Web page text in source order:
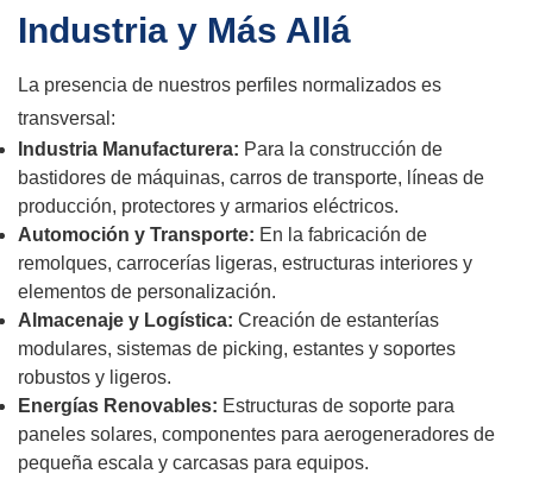
Industria y Más Allá
La presencia de nuestros perfiles normalizados es
transversal:
Industria Manufacturera: Para la construcción de
bastidores de máquinas, carros de transporte, líneas de
producción, protectores y armarios eléctricos.
Automoción y Transporte: En la fabricación de
remolques, carrocerías ligeras, estructuras interiores y
elementos de personalización.
Almacenaje y Logística: Creación de estanterías
modulares, sistemas de picking, estantes y soportes
robustos y ligeros.
Energías Renovables: Estructuras de soporte para
paneles solares, componentes para aerogeneradores de
pequeña escala y carcasas para equipos.